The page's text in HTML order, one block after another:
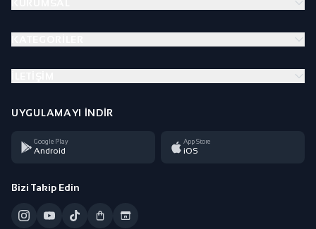
UYGULAMAYI İNDIR
Google Play
Android
App Store
iOS
Bizi Takip Edin